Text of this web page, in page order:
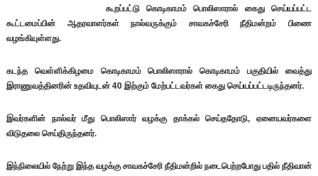
கூறப்பட்டு கொடிகாமம் பொலிஸாரால் கைது செய்யப்பட்ட
கூட்டமைப்பின் ஆதரவாளர்கள் நால்வருக்கும் சாவகச்சேரி நீதிமன்றம் பிணை
வழங்கியுள்ளது.
கடந்த வெள்ளிக்கிழமை கொடிகாமம் பொலிஸாரால் கொடிகாமம் பகுதியில் வைத்து
இராணுவத்தினரின் உதவியுடன் 40 இற்கும் மேற்பட்டவர்கள் கைது செய்யப்பட்டடிருந்தனர்.
இவர்களின் நால்வர் மீது பொலிஸார் வழக்கு தாக்கல் செய்ததோடு, ஏனையவர்களை
விடுதலை செய்திருந்தனர்.
இந்நிலையில் நேற்று இந்த வழக்கு சாவகச்சேரி நீதிமன்றில் நடைபெற்றபோது பதில் நீதிவான்